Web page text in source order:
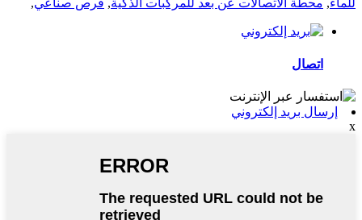
للماء, محطة الاتصالات عن بعد للمركبات الذكية, قرص صناعي,
اتصال
إرسال بريد إلكتروني
x